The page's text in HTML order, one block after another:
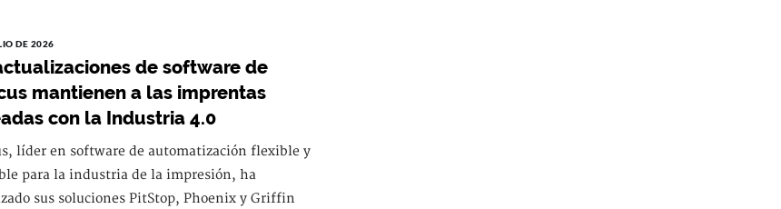
DE 2026
de software de
mantienen a las imprentas
con la Industria 4.0
líder en software de automatización flexible y
para la industria de la impresión, ha
sus soluciones PitStop, Phoenix y Griffin